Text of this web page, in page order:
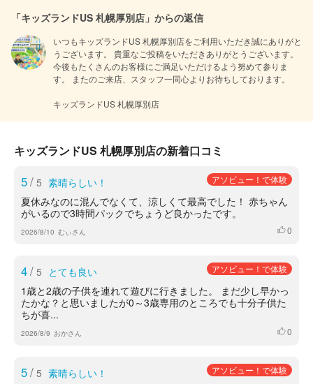
「キッズランドUS 札幌厚別店」からの返信
いつもキッズランドUS 札幌厚別店をご利用いただき誠にありがと
うございます。 貴重なご投稿をいただきありがとうございます。
今後もたくさんのお客様にご満足いただけるよう努めて参りま
す。 またのご来店、スタッフ一同心よりお待ちしております。
キッズランドUS 札幌厚別店
キッズランドUS 札幌厚別店の新着口コミ
5/ 5 素晴らしい！ アソビュー！で体験
夏休みなのに混んでなくて、涼しくて最高でした！ 赤ちゃん
がいるので3時間パックでちょうど良かったです。
2026/8/10 むぃさん いいね
0
4/ 5 とても良い アソビュー！で体験
1歳と2歳の子供を連れて遊びに行きました。 まだ少し早かっ
たかな？と思いましたが0～3歳専用のところでも十分子供た
ちが喜...
2026/8/9 おかさん いいね
0
5/ 5 素晴らしい！ アソビュー！で体験